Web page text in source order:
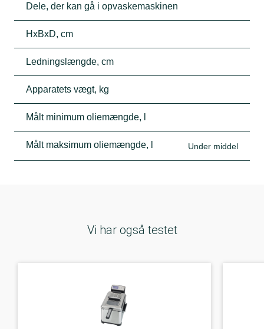
Dele, der kan gå i opvaskemaskinen
HxBxD, cm
Ledningslængde, cm
Apparatets vægt, kg
Målt minimum oliemængde, l
Målt maksimum oliemængde, l Under middel
Vi har også testet